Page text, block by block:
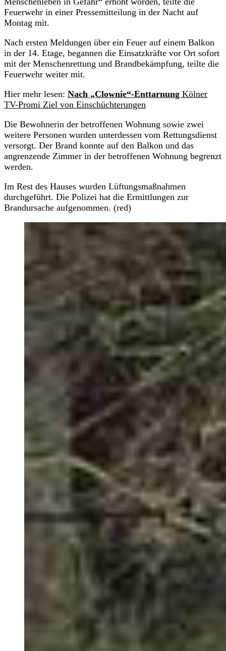
Feuerwehr in einer Pressemitteilung in der Nacht auf
Montag mit.
Nach ersten Meldungen über ein Feuer auf einem Balkon
in der 14. Etage, begannen die Einsatzkräfte vor Ort sofort
mit der Menschenrettung und Brandbekämpfung, teilte die
Feuerwehr weiter mit.
Hier mehr lesen: Nach „Clownie“-Enttarnung Kölner
TV-Promi Ziel von Einschüchterungen
Die Bewohnerin der betroffenen Wohnung sowie zwei
weitere Personen wurden unterdessen vom Rettungsdienst
versorgt. Der Brand konnte auf den Balkon und das
angrenzende Zimmer in der betroffenen Wohnung begrenzt
werden.
Im Rest des Hauses wurden Lüftungsmaßnahmen
durchgeführt. Die Polizei hat die Ermittlungen zur
Brandursache aufgenommen. (red)